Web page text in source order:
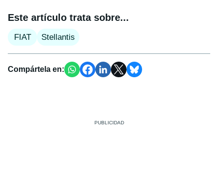
Este artículo trata sobre...
FIAT Stellantis
Compártela en: